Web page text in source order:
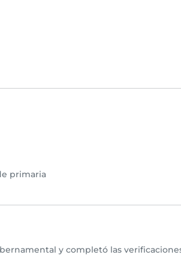
primaria
y completó las